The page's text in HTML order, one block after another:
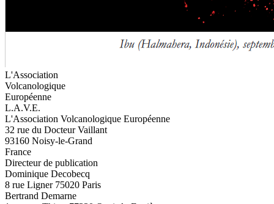
L'Association
Volcanologique
Européenne
L.A.V.E.
L'Association Volcanologique Européenne
32 rue du Docteur Vaillant
93160 Noisy-le-Grand
France
Directeur de publication
Dominique Decobecq
8 rue Ligner 75020 Paris
Bertrand Demarne